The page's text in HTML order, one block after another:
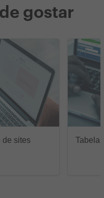
gostar
de sites Tabela